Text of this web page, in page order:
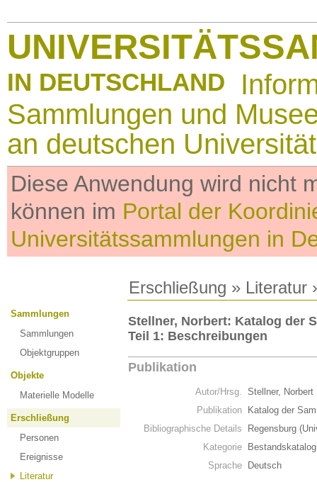
IN DEUTSCHLAND
Sammlungen und
an deutschen
Diese Anwendung wird nicht
können im Portal der
Universitätssammlungen in
Erschließung » Literatur
Sammlungen
Sammlungen
Objektgruppen
Objekte
Materielle Modelle
Erschließung
Personen
Ereignisse
Literatur
Stellner, Norbert: Katalog der
Teil 1: Beschreibungen
Publikation
Autor/Hrsg. Stellner, Norbert
Publikation
Katalog der
Bibliographische Details
Regensburg
Kategorie
Bestandskatalog
Sprache
Deutsch